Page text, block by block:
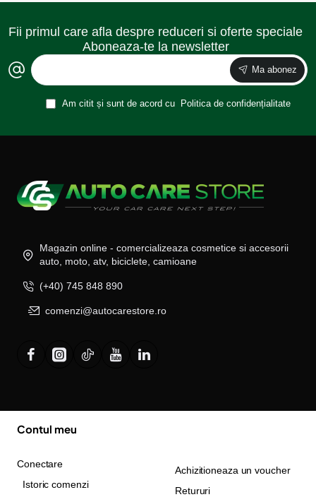
Fii primul care afla despre reduceri si oferte speciale
Aboneaza-te la newsletter
Ma abonez
Am citit și sunt de acord cu Politica de confidențialitate
Magazin online - comercializeaza cosmetice si accesorii
auto, moto, atv, biciclete, camioane
(+40) 745 848 890
comenzi@autocarestore.ro
Contul meu
Conectare
Istoric comenzi
Achizitioneaza un voucher
Retururi